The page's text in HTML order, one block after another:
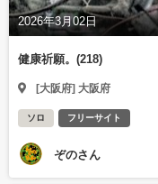
2026年3月02日
健康祈願。(218)
[大阪府] 大阪府
ソロ フリーサイト
ぞのさん